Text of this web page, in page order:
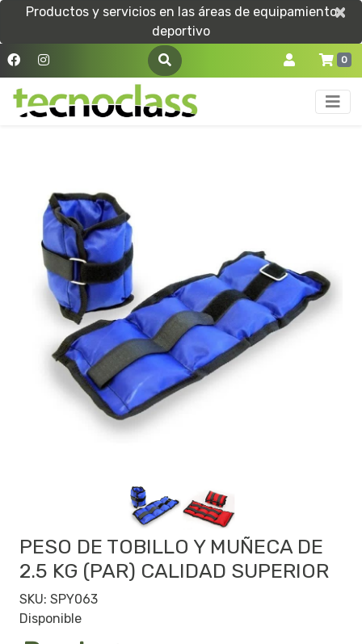
Productos y servicios en las áreas de equipamiento
deportivo
×
×
0
PESO DE TOBILLO Y MUÑECA DE
2.5 KG (PAR) CALIDAD SUPERIOR
SKU: SPY063
Disponible